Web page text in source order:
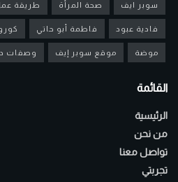
سوبر ايف صحة المرأة طريقة
فادية عبود فاطمة أبو حاتي
موضة موقع سوبر إيف وصفات
القائمة
الرئيسية
من نحن
تواصل معنا
تجربتي